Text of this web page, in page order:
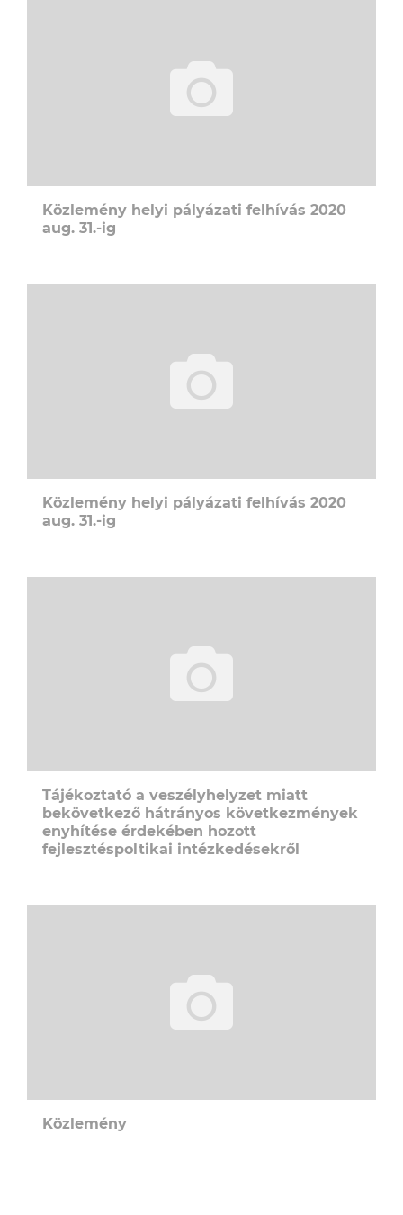
Közlemény helyi pályázati felhívás 2020
aug. 31.-ig
Közlemény helyi pályázati felhívás 2020
aug. 31.-ig
Tájékoztató a veszélyhelyzet miatt
bekövetkező hátrányos következmények
enyhítése érdekében hozott
fejlesztéspoltikai intézkedésekről
Közlemény